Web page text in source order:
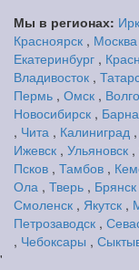
Мы в регионах:
Красноярск , Москва
Екатеринбург ,
Владивосток ,
Пермь , Омск ,
Новосибирск ,
, Чита , Калиниград ,
Ижевск , Ульяновск ,
Псков , Тамбов ,
Ола , Тверь , Брянск
Смоленск , Якутск ,
Петрозаводск ,
, Чебоксары ,
'